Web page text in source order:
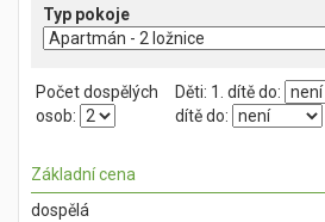
Typ pokoje
Počet dospělých
osob:
Děti: 1. dítě do:
dítě do:
Základní cena
dospělá